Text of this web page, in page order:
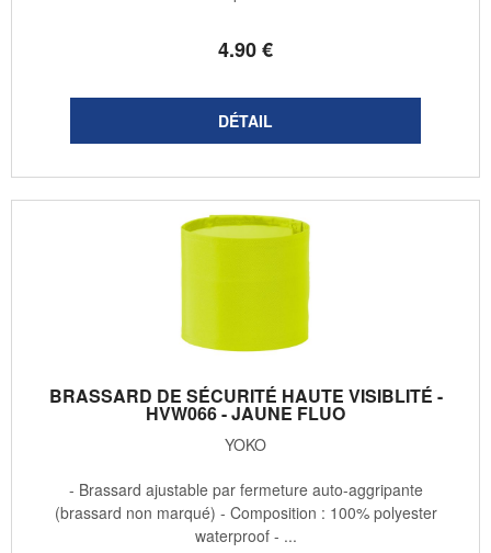
4.90€
BRASSARD DE SÉCURITÉ HAUTE VISIBLITÉ -
HVW066 - JAUNE FLUO
YOKO
- Brassard ajustable par fermeture auto-aggripante
(brassard non marqué) - Composition : 100% polyester
waterproof - ...